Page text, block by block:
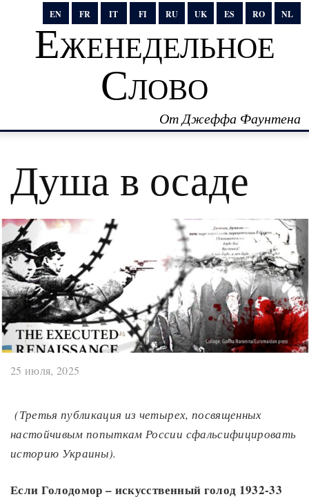
EN FR IT FI RU UK ES RO NL
Еженедельное
Слово
От Джеффа Фаунтена
Душа в осаде
25 июля, 2025
(Третья публикация из четырех, посвященных
настойчивым попыткам России сфальсифицировать
историю Украины).
Если Голодомор– искусственный голод 1932-33